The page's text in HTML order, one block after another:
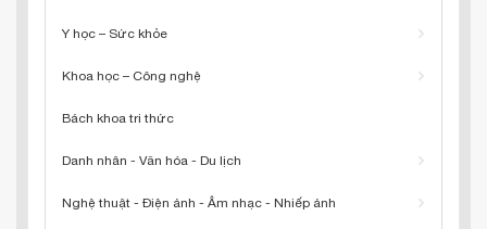
Y học – Sức khỏe
Khoa học – Công nghệ
Bách khoa tri thức
Danh nhân - Văn hóa - Du lịch
Nghệ thuật - Điện ảnh - Âm nhạc - Nhiếp ảnh